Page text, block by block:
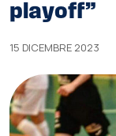
playoff”
15 DICEMBRE 2023